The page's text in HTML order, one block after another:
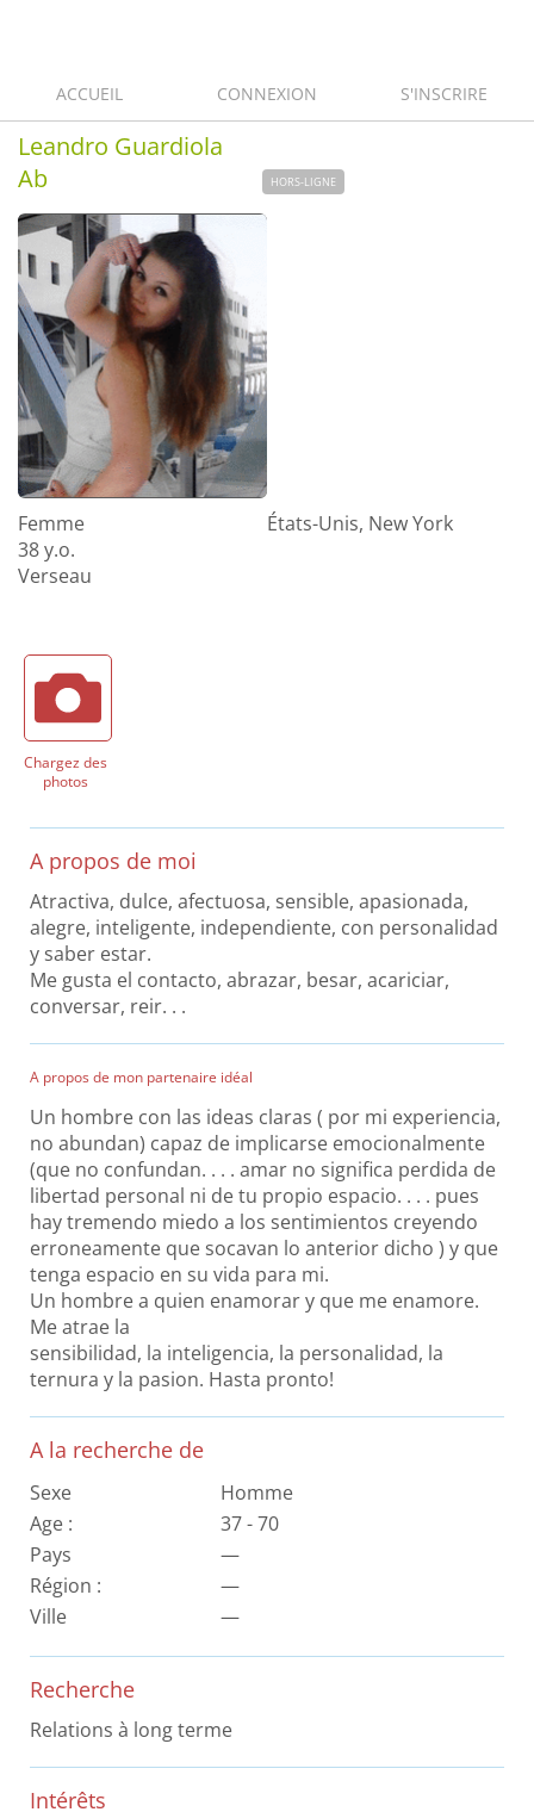
ACCUEIL CONNEXION S'INSCRIRE
Leandro Guardiola
Ab
HORS-LIGNE
Femme
38 y.o.
Verseau
États-Unis, New York
Chargez des
photos
A propos de moi
Atractiva, dulce, afectuosa, sensible, apasionada,
alegre, inteligente, independiente, con personalidad
y saber estar.
Me gusta el contacto, abrazar, besar, acariciar,
conversar, reir. . .
A propos de mon partenaire idéal
Un hombre con las ideas claras ( por mi experiencia,
no abundan) capaz de implicarse emocionalmente
(que no confundan. . . . amar no significa perdida de
libertad personal ni de tu propio espacio. . . . pues
hay tremendo miedo a los sentimientos creyendo
erroneamente que socavan lo anterior dicho ) y que
tenga espacio en su vida para mi.
Un hombre a quien enamorar y que me enamore.
Me atrae la
sensibilidad, la inteligencia, la personalidad, la
ternura y la pasion. Hasta pronto!
A la recherche de
Sexe
Homme
Age :
37 - 70
Pays
—
Région :
—
Ville
—
Recherche
Relations à long terme
Intérêts